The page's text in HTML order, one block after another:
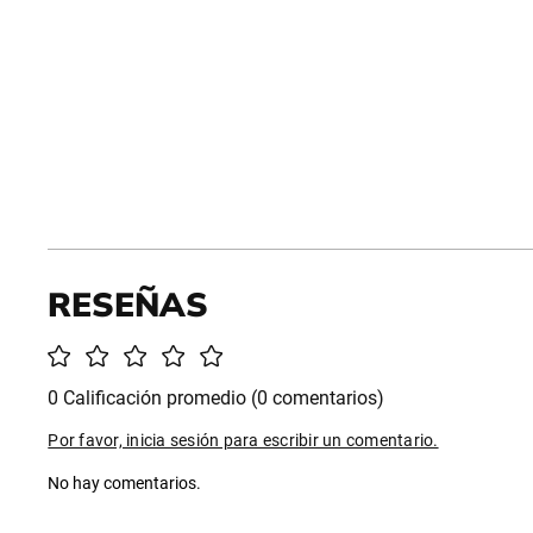
0 Calificación promedio (0 comentarios)
Por favor, inicia sesión para escribir un comentario.
No hay comentarios.